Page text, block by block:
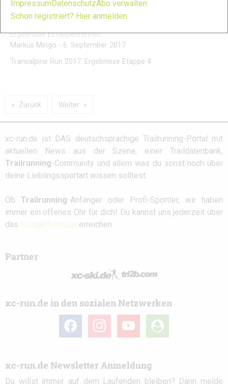
Transalpine Run 2017: Ergebnisse Etappe 4
Ergebnisse|Etappenrennen
Markus Mingo - 6. September 2017
Transalpine Run 2017: Ergebnisse Etappe 4
Zurück Weiter
xc-run.de ist DAS deutschsprachige Trailrunning-Portal mit
aktuellen News aus der Szene, einer Traildatenbank,
Trailrunning-Community und allem was du sonst noch über
deine Lieblingssportart wissen solltest.
Ob Trailrunning-Anfänger oder Profi-Sportler, wir haben
immer ein offenes Ohr für dich! Du kannst uns jederzeit über
das Kontaktformular erreichen.
Partner
xc-run.de in den sozialen Netzwerken
facebook instagramyoutube
user-
circle
xc-run.de Newsletter Anmeldung
Du willst immer auf dem Laufenden bleiben? Dann melde
Impressum DatenschutzAbo verwalten
Schon registriert? Hier anmelden